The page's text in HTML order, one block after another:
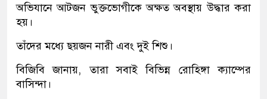
অভিযানে আটজন ভুক্তভোগীকে অক্ষত অবস্থায় উদ্ধার করা
হয়।
তাঁদের মধ্যে ছয়জন নারী এবং দুই শিশু।
বিজিবি জানায়, তারা সবাই বিভিন্ন রোহিঙ্গা ক্যাম্পের
বাসিন্দা।